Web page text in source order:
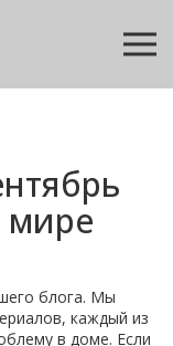
мире
блога. Мы
каждый из
в доме. Если